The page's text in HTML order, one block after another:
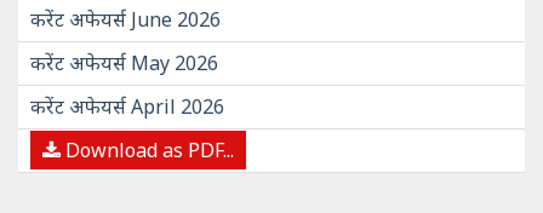
करेंट अफेयर्स June 2026
करेंट अफेयर्स May 2026
करेंट अफेयर्स April 2026
Download as PDF...